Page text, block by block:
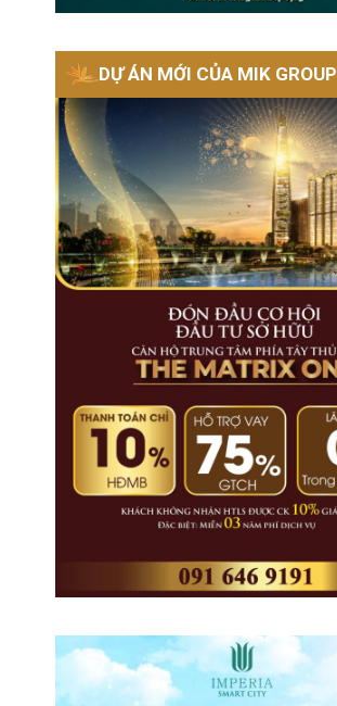
DỰ ÁN MỚI CỦA MIK GROUP